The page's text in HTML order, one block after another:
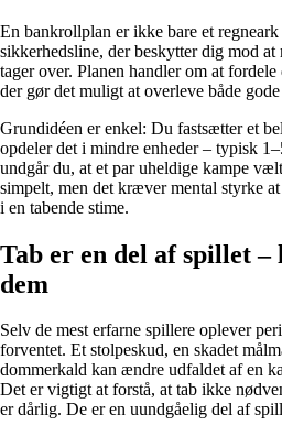
En bankrollplan er ikke bare et
sikkerhedsline, der beskytter dig mod
tager over. Planen handler om at
der gør det muligt at overleve både
Grundidéen er enkel: Du fastsætter et
opdeler det i mindre enheder – typisk
undgår du, at et par uheldige kampe
simpelt, men det kræver mental styrke
i en tabende stime.
Tab er en del af spillet
dem
Selv de mest erfarne spillere oplever
forventet. Et stolpeskud, en skadet
dommerkald kan ændre udfaldet af en
Det er vigtigt at forstå, at tab ikke
er dårlig. De er en uundgåelig del af